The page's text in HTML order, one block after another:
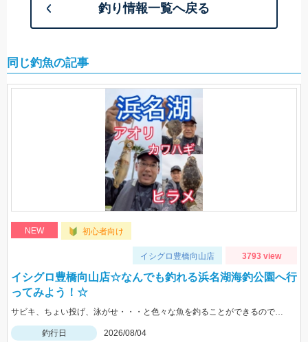
釣り情報一覧へ戻る
同じ釣魚の記事
NEW 初心者向け
イシグロ豊橋向山店 3793 view
イシグロ豊橋向山店☆なんでも釣れる浜名湖海釣公園へ行
ってみよう！☆
サビキ、ちょい投げ、泳がせ・・・と色々な魚を釣ることができるので仕掛けも何種類か用意していけば楽しむことができますよ！
釣行日
2026/08/04